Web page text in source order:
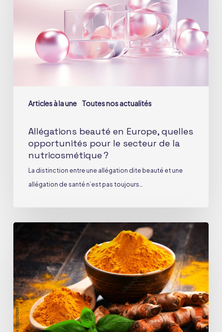
Articles à la une Toutes nos actualités
opportunités
le
de
Allégations beauté en Europe, quelles
opportunités pour le secteur de la
nutricosmétique ?
La distinction entre une allégation dite beauté et une
allégation de santé n’est pas toujours…
Point
date
sur
l’usage
du
Curcuma
dans